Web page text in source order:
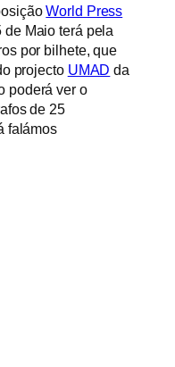
World Press
de Maio terá pela
por bilhete, que
projecto UMAD da
poderá ver o
de 25
falámos